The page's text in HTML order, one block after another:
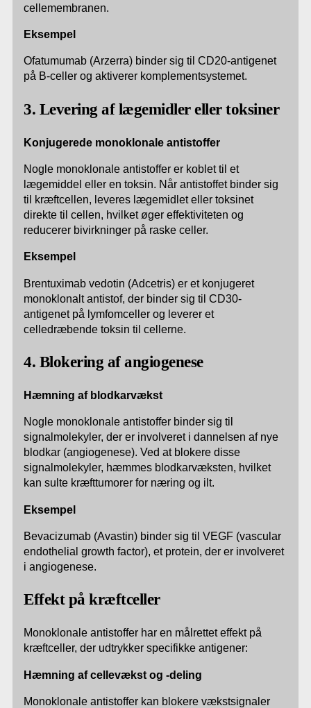
cellemembranen.
Eksempel
Ofatumumab (Arzerra) binder sig til CD20-antigenet
på B-celler og aktiverer komplementsystemet.
3. Levering af lægemidler eller toksiner
Konjugerede monoklonale antistoffer
Nogle monoklonale antistoffer er koblet til et
lægemiddel eller en toksin. Når antistoffet binder sig
til kræftcellen, leveres lægemidlet eller toksinet
direkte til cellen, hvilket øger effektiviteten og
reducerer bivirkninger på raske celler.
Eksempel
Brentuximab vedotin (Adcetris) er et konjugeret
monoklonalt antistof, der binder sig til CD30-
antigenet på lymfomceller og leverer et
celledræbende toksin til cellerne.
4. Blokering af angiogenese
Hæmning af blodkarvækst
Nogle monoklonale antistoffer binder sig til
signalmolekyler, der er involveret i dannelsen af nye
blodkar (angiogenese). Ved at blokere disse
signalmolekyler, hæmmes blodkarvæksten, hvilket
kan sulte kræfttumorer for næring og ilt.
Eksempel
Bevacizumab (Avastin) binder sig til VEGF (vascular
endothelial growth factor), et protein, der er involveret
i angiogenese.
Effekt på kræftceller
Monoklonale antistoffer har en målrettet effekt på
kræftceller, der udtrykker specifikke antigener:
Hæmning af cellevækst og -deling
Monoklonale antistoffer kan blokere vækstsignaler